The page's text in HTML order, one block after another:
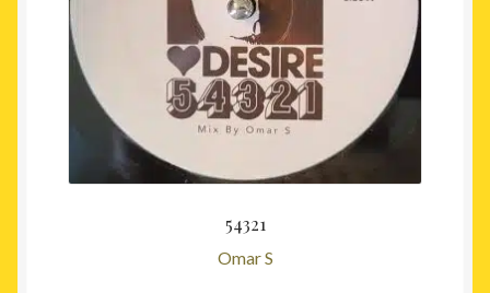
54321
Omar S